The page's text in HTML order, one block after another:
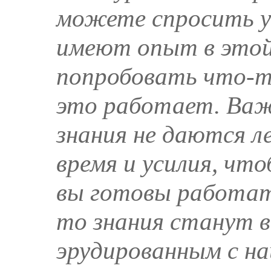
можете спросить
имеют опыт в
попробовать что-
это работает.
знания не даются
время и усилия,
вы готовы
то знания станут
эрудированным с